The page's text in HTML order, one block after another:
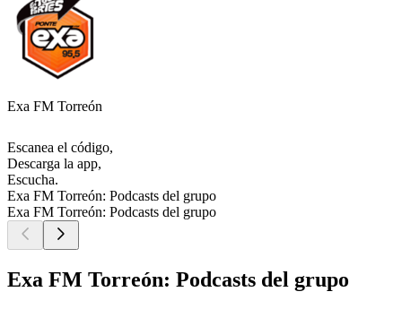
Exa FM Torreón
Escanea el código,
Descarga la app,
Escucha.
Exa FM Torreón: Podcasts del grupo
Exa FM Torreón: Podcasts del grupo
Exa FM Torreón: Podcasts del grupo